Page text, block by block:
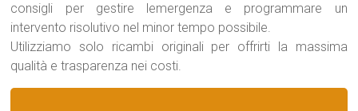
consigli per gestire lemergenza e programmare un
intervento risolutivo nel minor tempo possibile.
Utilizziamo solo ricambi originali per offrirti la massima
qualità e trasparenza nei costi.